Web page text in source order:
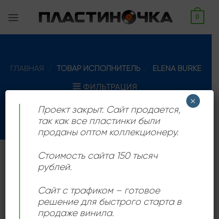
0
ГЛАВНАЯ ТОВАР ИСПОЛНИТЕЛЬ
ELENA BURKE
ФИЛЬТРАЦИЯ
Кубинка, певица болеро и романтических баллад,
родилась 28 февраля 1928 года в Гаване, Куба,
умерла 9 июня 2002 года в Гаване, Куба.
Проект закрыт. Сайт продается,
так как все пластинки были
проданы оптом коллекционеру.
Стоимость сайта 150 тысяч
рублей.
Сайт с трафиком – готовое
решение для быстрого старта в
продаже винила.
×